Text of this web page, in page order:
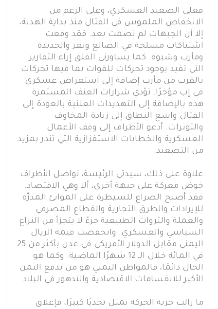
فعلى الصعيد العسكري، وعلى الرغم من
الانخفاض الملموس في القتال منذ بداية الهدنة،
إلا أن الجبهات لم تصمت بعد. فقد وقعت
اشتباكات مسلحة في الضالع وتعز والحديدة
ومأرب وشبوة. كما يساورني القلق إزاء التقارير
التي تفيد بوجود تحركات للقوات بما فيها تحركات
بالقرب من مأرب إضافة إلى استعراض عسكري
في إب مؤخرًا. تؤدي شرارات العنف المستمرة
هذه بالإضافة إلى التهديدات العلنية بالعودة إلى
القتال واسع النطاق إلى زيادة المخاوف
والتوترات. أدعو الأطراف إلى وقف الأعمال
العسكرية والخطابات الاستفزازية التي تنذر بمزيد
من التصعيد.
علاوة على ذلك، سيدتي الرئيسة، تواصل الأطراف
خوض معركة على جبهة أخرى، ألا وهي الاقتصاد.
فقد أصبح الصراع للسيطرة على الموانئ المدرّة
للإيرادات والطرق التجارية والقطاع المصرفي
والعملة والثروات الطبيعية جزءً لا يتجزأ من النزاع
السياسي والعسكري. وانخفضت قيمة الريال
اليمني مقابل الدولار الأمريكي في عدن بأكثر من 25
في المائة خلال الـ 12 شهرًا الماضية. وكما هو
الحال دائمًا، فالمواطن اليمني هو من يدفع الثمن
الأكبر للانقسامات الاقتصادية والتدهور في البلاد.
ما زالت حرية الحركة تمثل تحديًا كبيرًا، فإغلاق